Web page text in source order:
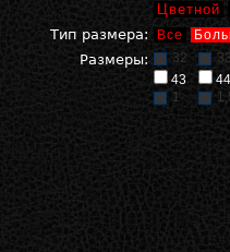
Цветной
Тип размера:
Все
Размеры: 32
43
44
1